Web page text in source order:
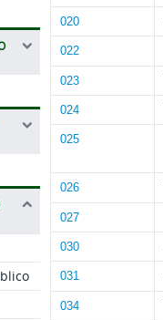
020
022
023
024
025
026
027
030
031
034